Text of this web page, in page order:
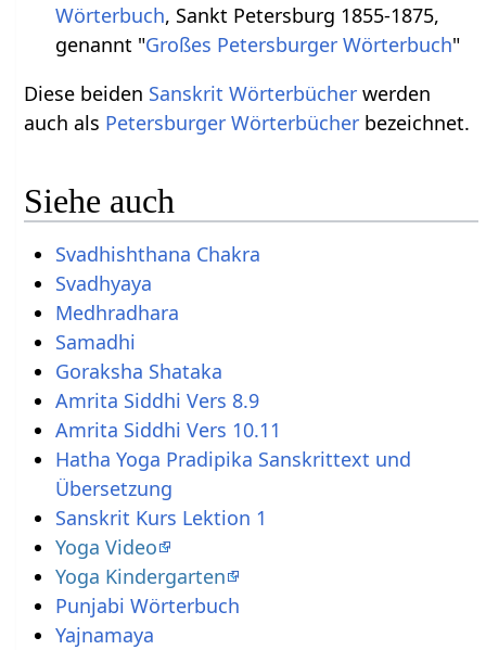
Wörterbuch, Sankt Petersburg 1855-1875,
genannt "Großes Petersburger Wörterbuch"
Diese beiden Sanskrit Wörterbücher werden
auch als Petersburger Wörterbücher bezeichnet.
Siehe auch
Svadhishthana Chakra
Svadhyaya
Medhradhara
Samadhi
Goraksha Shataka
Amrita Siddhi Vers 8.9
Amrita Siddhi Vers 10.11
Hatha Yoga Pradipika Sanskrittext und
Übersetzung
Sanskrit Kurs Lektion 1
Yoga Video
Yoga Kindergarten
Punjabi Wörterbuch
Yajnamaya